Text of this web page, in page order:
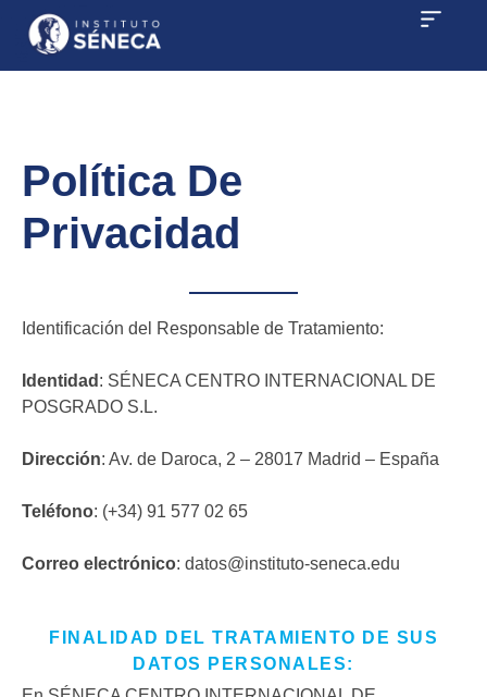
Política De
Privacidad
Identificación del Responsable de Tratamiento:
Identidad : SÉNECA CENTRO INTERNACIONAL DE
POSGRADO S.L.
Dirección: Av. de Daroca, 2 – 28017 Madrid – España
Teléfono: (+34) 91 577 02 65
Correo electrónico: datos@instituto-seneca.edu
FINALIDAD DEL TRATAMIENTO DE SUS
DATOS PERSONALES: